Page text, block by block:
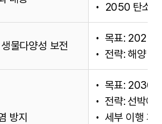
2050 탄소중
물다양성 보전
목표: 2025
전략: 해양 환
방지
목표: 2030
전략: 선박에
세부 이행 계